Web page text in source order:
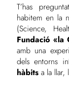
T’has
habitem en la
(Science,
Fundació «la
amb una
dels entorns
hàbitsa la llar,